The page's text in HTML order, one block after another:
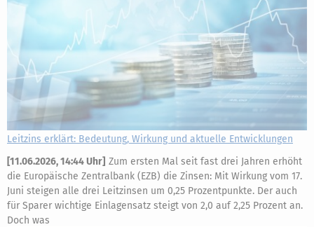
Leitzins erklärt: Bedeutung, Wirkung und aktuelle Entwicklungen
[11.06.2026, 14:44 Uhr] Zum ersten Mal seit fast drei Jahren erhöht
die Europäische Zentralbank (EZB) die Zinsen: Mit Wirkung vom 17.
Juni steigen alle drei Leitzinsen um 0,25 Prozentpunkte. Der auch
für Sparer wichtige Einlagensatz steigt von 2,0 auf 2,25 Prozent an.
Doch was